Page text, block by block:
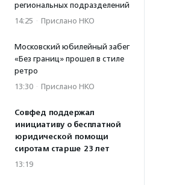
региональных подразделений
14:25 · Прислано НКО
Московский юбилейный забег
«Без границ» прошел в стиле
ретро
13:30 · Прислано НКО
Совфед поддержал
инициативу о бесплатной
юридической помощи
сиротам старше 23 лет
13:19